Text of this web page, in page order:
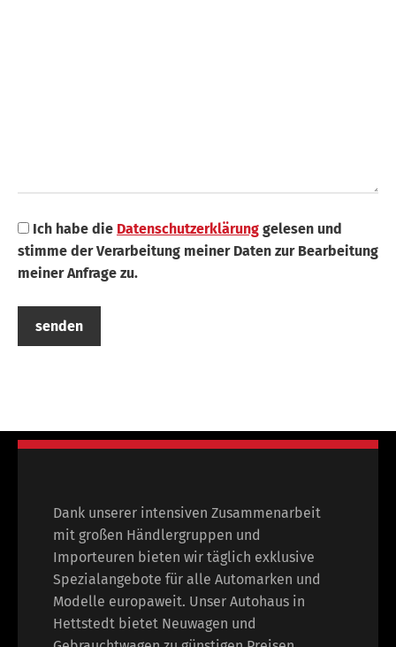
Ich habe die Datenschutzerklärung gelesen und
stimme der Verarbeitung meiner Daten zur Bearbeitung
meiner Anfrage zu.
Dank unserer intensiven Zusammenarbeit
mit großen Händlergruppen und
Importeuren bieten wir täglich exklusive
Spezialangebote für alle Automarken und
Modelle europaweit. Unser Autohaus in
Hettstedt bietet Neuwagen und